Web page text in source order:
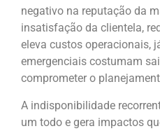
negativo na reputação da
insatisfação da clientela,
eleva custos operacionais,
emergenciais costumam
comprometer o
A indisponibilidade
um todo e gera impactos